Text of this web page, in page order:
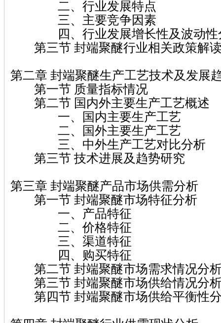
二、行业发展特点
三、主要竞争因素
四、行业发展增长性及波动性
第三节 封端聚醚行业相关政策解
第二章 封端聚醚生产工艺技术及发展
第一节 质量指标情况
第二节 国内外主要生产工艺概述
一、国内主要生产工艺
二、国外主要生产工艺
三、中外生产工艺对比分析
第三节 技术进展及趋势研究
第三章 封端聚醚产品市场供需分析
第一节 封端聚醚市场特征分析
一、产品特征
二、价格特征
三、渠道特征
四、购买特征
第二节 封端聚醚市场需求情况分
第三节 封端聚醚市场供给情况分
第四节 封端聚醚市场供给平衡性